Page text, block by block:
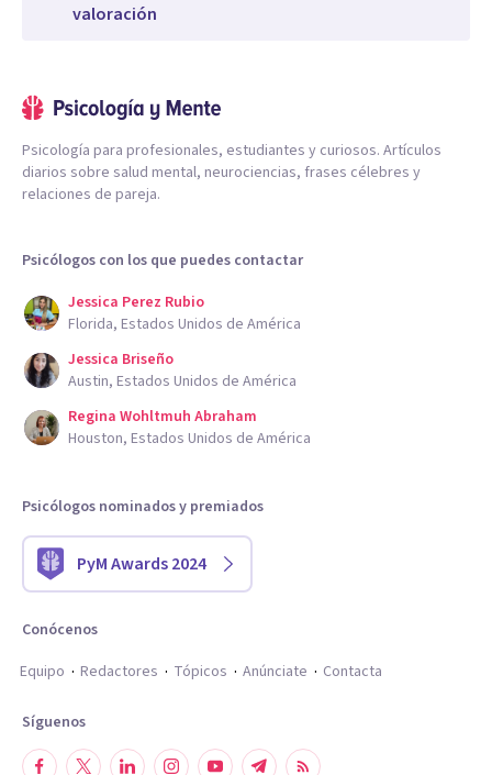
valoración
Psicología para profesionales, estudiantes y curiosos. Artículos
diarios sobre salud mental, neurociencias, frases célebres y
relaciones de pareja.
Psicólogos con los que puedes contactar
Jessica Perez Rubio
Florida, Estados Unidos de América
Jessica Briseño
Austin, Estados Unidos de América
Regina Wohltmuh Abraham
Houston, Estados Unidos de América
Psicólogos nominados y premiados
PyM Awards 2024
Conócenos
Equipo
Redactores Tópicos Anúnciate Contacta
Síguenos